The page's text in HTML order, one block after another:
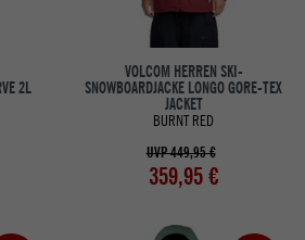
2L
VOLCOM HERREN SKI-
SNOWBOARDJACKE LONGO GORE-TEX
JACKET
BURNT RED
UVP 449,95 €
359,95 €